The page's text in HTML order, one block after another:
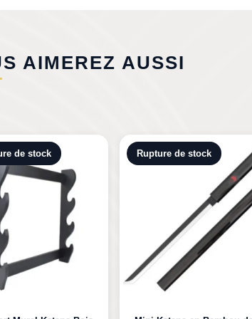
AIMEREZ AUSSI
de stock -5,40 €